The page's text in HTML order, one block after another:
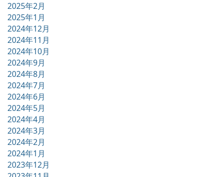
2025年2月
2025年1月
2024年12月
2024年11月
2024年10月
2024年9月
2024年8月
2024年7月
2024年6月
2024年5月
2024年4月
2024年3月
2024年2月
2024年1月
2023年12月